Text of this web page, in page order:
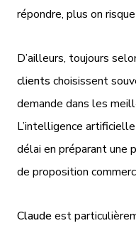
répondre, plus on
D’ailleurs, toujours
clients choisissent
demande dans les
L’intelligence
délai en préparant une
de proposition
Claudeest